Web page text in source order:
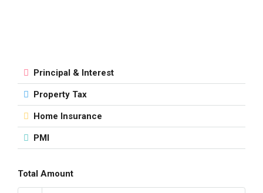
Principal & Interest
Property Tax
Home Insurance
PMI
Total Amount